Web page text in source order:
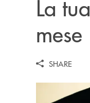
La tua
mese
SHARE